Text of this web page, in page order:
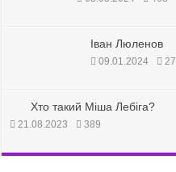
Іван Люленов
09.01.2024
Хто такий Міша Лебіга?
21.08.2023 389